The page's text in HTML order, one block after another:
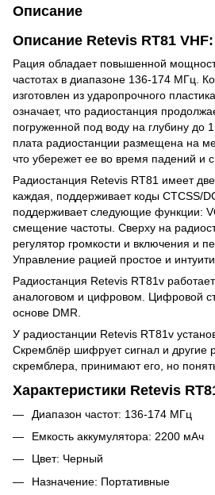
Описание
Описание Retevis RT81 VHF:
Рация обладает повышенной
частотах в диапазоне 136-174 МГц.
изготовлен из ударопрочного
означает, что радиостанция
погруженной под воду на глубину до
плата радиостанции размещена на
что убережет ее во время падений и
Радиостанция Retevis RT81 имеет
каждая, поддерживает коды CTCSS/
поддерживает следующие функции:
смещение частоты. Сверху на
регулятор громкости и включения и
Управление рацией простое и
Радиостанция Retevis RT81v
аналоговом и цифровом. Цифровой
основе DMR.
У радиостанции Retevis RT81v
Скремблёр шифрует сигнал и другие
скремблера, принимают его, но
Характеристики Retevis
Диапазон частот: 136-174 МГц
Емкость аккумулятора: 2200 мАч
Цвет: Черный
Назначение: Портативные